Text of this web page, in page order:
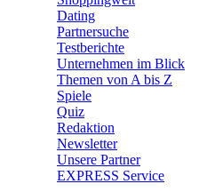
Dating
Partnersuche
Testberichte
Unternehmen im Blick
Themen von A bis Z
Spiele
Quiz
Redaktion
Newsletter
Unsere Partner
EXPRESS Service